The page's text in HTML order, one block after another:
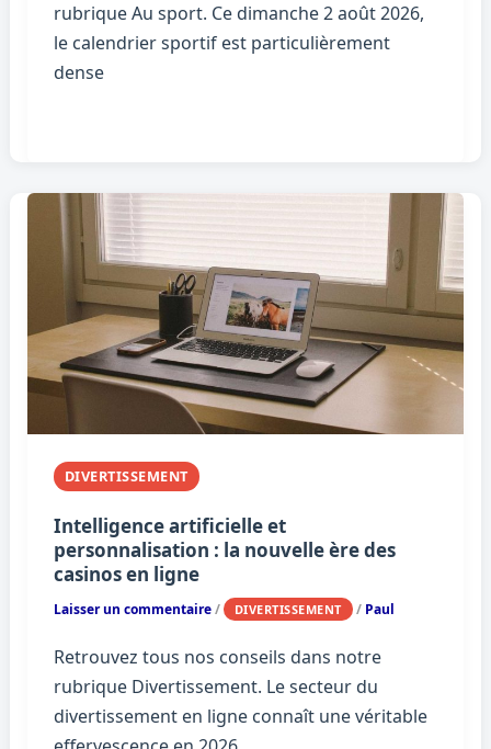
rubrique Au sport. Ce dimanche 2 août 2026,
le calendrier sportif est particulièrement
dense
DIVERTISSEMENT
Intelligence artificielle et
personnalisation : la nouvelle ère des
casinos en ligne
Laisser un commentaire/ DIVERTISSEMENT / Paul
Retrouvez tous nos conseils dans notre
rubrique Divertissement. Le secteur du
divertissement en ligne connaît une véritable